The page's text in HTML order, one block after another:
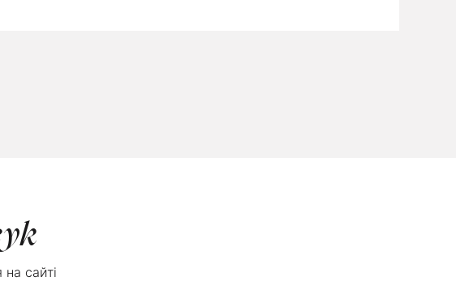
сайті